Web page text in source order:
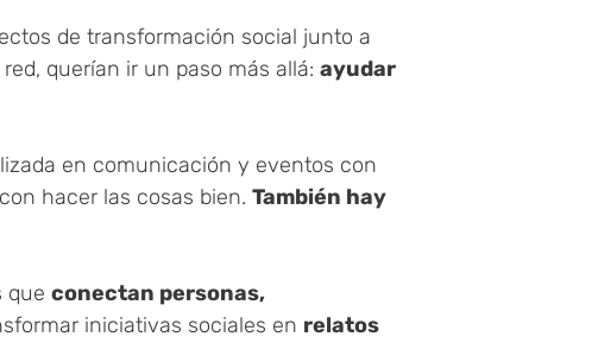
de transformación social junto a
querían ir un paso más allá: ayudar
en comunicación y eventos con
hacer las cosas bien. También hay
que conectan personas,
iniciativas sociales en relatos